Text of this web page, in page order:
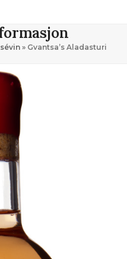
» Gvantsa’s Aladasturi